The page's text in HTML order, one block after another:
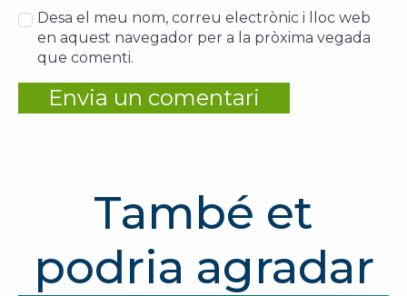
Desa el meu nom, correu electrònic i lloc web
en aquest navegador per a la pròxima vegada
que comenti.
També et
podria agradar